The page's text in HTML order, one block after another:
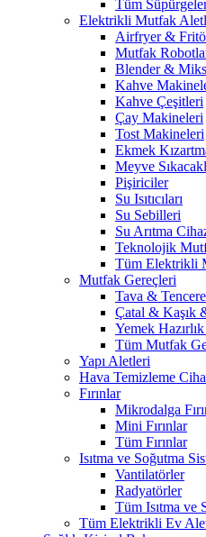
Tüm
Elektrikli Mutfak
Airfryer &
Mutfak
Blender &
Kahve
Kahve Çeşitleri
Çay Makineleri
Tost Makineleri
Ekmek
Meyve
Pişiriciler
Su Isıtıcıları
Su Sebilleri
Su Arıtma
Teknolojik
Tüm Elektrikli
Mutfak Gereçleri
Tava &
Çatal & Kaşık
Yemek
Tüm Mutfak
Yapı Aletleri
Hava Temizleme
Fırınlar
Mikrodalga
Mini Fırınlar
Tüm Fırınlar
Isıtma ve Soğutma
Vantilatörler
Radyatörler
Tüm Isıtma ve
Tüm Elektrikli Ev